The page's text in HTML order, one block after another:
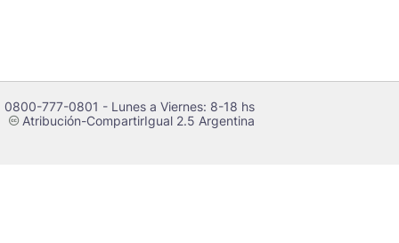
0800-777-0801 - Lunes a Viernes: 8-18 hs
cAtribución-CompartirIgual 2.5 Argentina